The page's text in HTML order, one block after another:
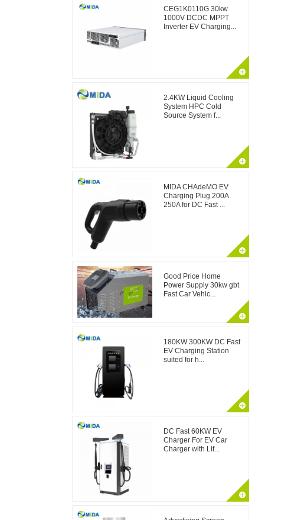
CEG1K0110G 30kw
1000V DCDC MPPT
Inverter EV Charging...
2.4KW Liquid Cooling
System HPC Cold
Source System f...
MIDA CHAdeMO EV
Charging Plug 200A
250A for DC Fast ...
Good Price Home
Power Supply 30kw gbt
Fast Car Vehic...
180KW 300KW DC Fast
EV Charging Station
suited for h...
DC Fast 60KW EV
Charger For EV Car
Charger with Lif...